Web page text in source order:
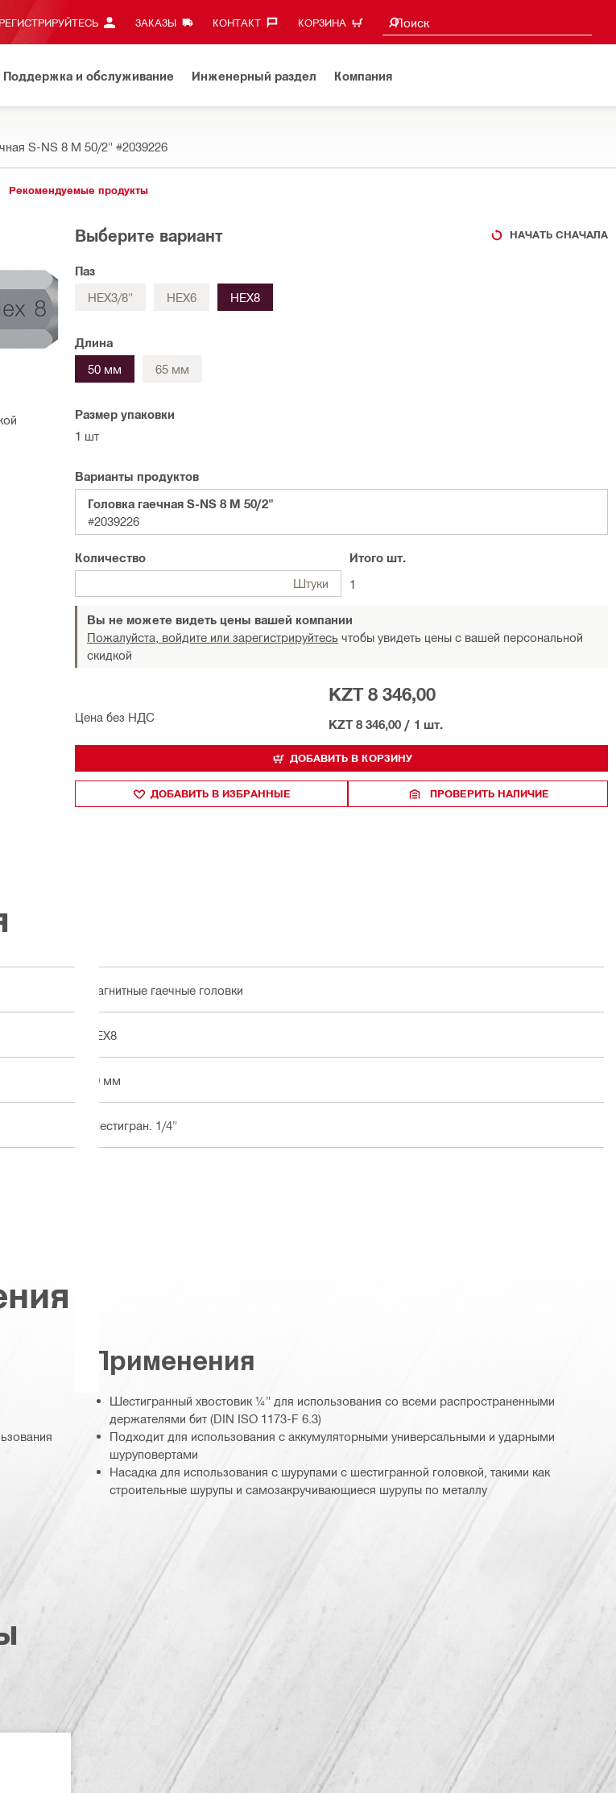
ЗАКАЗЫ КОНТАКТ‎ КОРЗИНА Поиск
Поиск предложений
Поддержка и обслуживание Инженерный раздел Компания
S-NS 8 M 50/2" #2039226
Рекомендуемые продукты
Выберите вариант НАЧАТЬ СНАЧАЛА
Паз
HEX3/8"
HEX6 HEX8
Длина
50 мм
65 мм
Размер упаковки
1 шт
Варианты продуктов
Головка гаечная S-NS 8 M 50/2"
#2039226
Количество
Штуки
Итого шт.
1
Вы не можете видеть цены вашей компании
Пожалуйста, войдите или зарегистрируйтесь чтобы увидеть цены с вашей персональной
скидкой
Цена без НДС
KZT 8 346,00
KZT 8 346,00 / 1 шт.
ДОБАВИТЬ В КОРЗИНУ
ДОБАВИТЬ В ИЗБРАННЫЕ ПРОВЕРИТЬ НАЛИЧИЕ
Магнитные гаечные головки
HEX8
50 мм
Шестигран. 1/4"
Применения
Шестигранный хвостовик ¼" для использования со всеми распространенными
держателями бит (DIN ISO 1173-F 6.3)
Подходит для использования с аккумуляторными универсальными и ударными
шуруповертами
Насадка для использования с шурупами с шестигранной головкой, такими как
строительные шурупы и самозакручивающиеся шурупы по металлу